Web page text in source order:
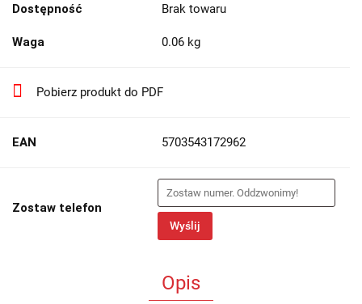
Dostępność Brak towaru
Waga 0.06 kg
Pobierz produkt do PDF
EAN 5703543172962
Zostaw telefon
Wyślij
Opis